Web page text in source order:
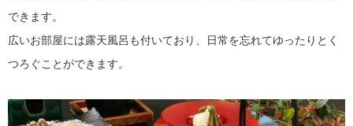
できます。
広いお部屋には露天風呂も付いており、日常を忘れてゆったりとく
つろぐことができます。